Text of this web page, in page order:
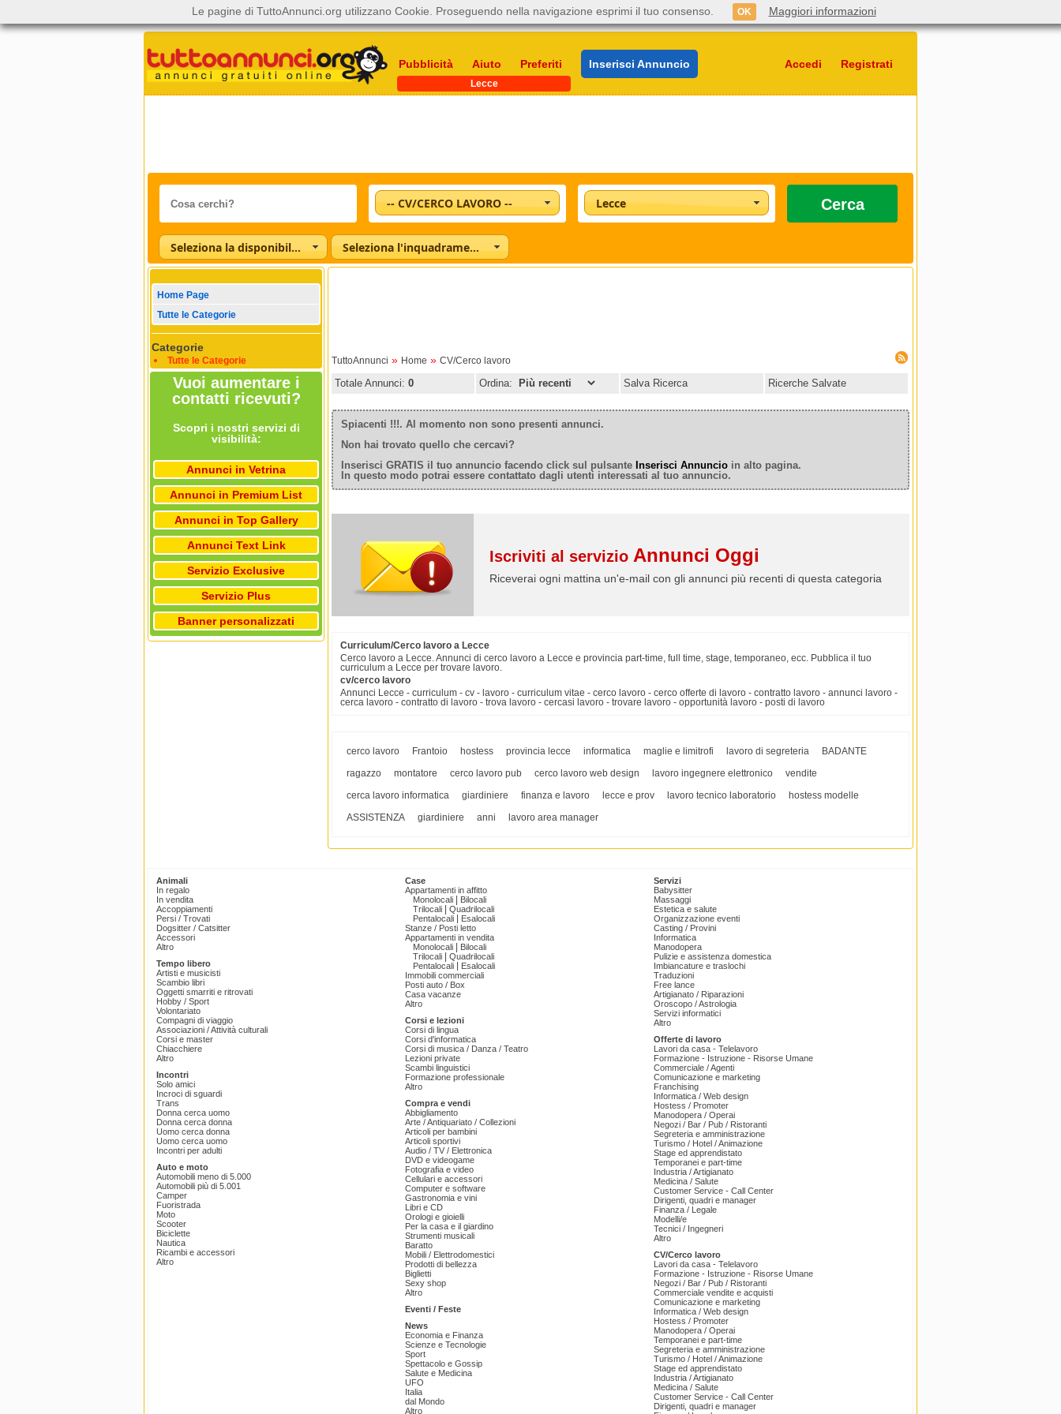
Pubblicità Aiuto Preferiti Inserisci Annuncio Accedi Registrati
Lecce
-- CV/CERCO LAVORO -- Lecce Cerca
Seleziona la disponibilità Seleziona l'inquadramento
Home Page
Tutte le Categorie
Categorie
Tutte le Categorie
Vuoi aumentare i
contatti ricevuti?
Scopri i nostri servizi di
visibilità:
Annunci in Vetrina
Annunci in Premium List
Annunci in Top Gallery
Annunci Text Link
Servizio Exclusive
Servizio Plus
Banner personalizzati
TuttoAnnunci » Home » CV/Cerco lavoro
Totale Annunci: 0 Ordina: Salva Ricerca Ricerche Salvate
Spiacenti !!!. Al momento non sono presenti annunci.
Non hai trovato quello che cercavi?
Inserisci GRATIS il tuo annuncio facendo click sul pulsante Inserisci Annuncio in alto pagina.
In questo modo potrai essere contattato dagli utenti interessati al tuo annuncio.
Iscriviti al servizio Annunci Oggi
Riceverai ogni mattina un'e-mail con gli annunci più recenti di questa categoria
Curriculum/Cerco lavoro a Lecce
Cerco lavoro a Lecce. Annunci di cerco lavoro a Lecce e provincia part-time, full time, stage, temporaneo, ecc. Pubblica il tuo
curriculum a Lecce per trovare lavoro.
cv/cerco lavoro
Annunci Lecce - curriculum - cv - lavoro - curriculum vitae - cerco lavoro - cerco offerte di lavoro - contratto lavoro - annunci lavoro -
cerca lavoro - contratto di lavoro - trova lavoro - cercasi lavoro - trovare lavoro - opportunità lavoro - posti di lavoro
cerco lavoro Frantoio hostess provincia lecce informatica maglie e limitrofi lavoro di segreteria
BADANTE
ragazzo
montatore cerco lavoro pub cerco lavoro web design lavoro ingegnere elettronico
vendite
cerca lavoro informatica
giardiniere finanza e lavoro lecce e prov lavoro tecnico laboratorio
hostess modelle
ASSISTENZA
giardiniere anni lavoro area manager
Animali
In regalo
In vendita
Accoppiamenti
Persi / Trovati
Dogsitter / Catsitter
Accessori
Altro
Tempo libero
Artisti e musicisti
Scambio libri
Oggetti smarriti e ritrovati
Hobby / Sport
Volontariato
Compagni di viaggio
Associazioni / Attività culturali
Corsi e master
Chiacchiere
Altro
Incontri
Solo amici
Incroci di sguardi
Trans
Donna cerca uomo
Donna cerca donna
Uomo cerca donna
Uomo cerca uomo
Incontri per adulti
Auto e moto
Automobili meno di 5.000
Automobili più di 5.001
Camper
Fuoristrada
Moto
Scooter
Biciclette
Nautica
Ricambi e accessori
Altro
Case
Appartamenti in affitto
Monolocali
Bilocali
Trilocali
Quadrilocali
Pentalocali
Esalocali
Stanze / Posti letto
Appartamenti in vendita
Monolocali
Bilocali
Trilocali
Quadrilocali
Pentalocali
Esalocali
Immobili commerciali
Posti auto / Box
Casa vacanze
Altro
Corsi e lezioni
Corsi di lingua
Corsi d'informatica
Corsi di musica / Danza / Teatro
Lezioni private
Scambi linguistici
Formazione professionale
Altro
Compra e vendi
Abbigliamento
Arte / Antiquariato / Collezioni
Articoli per bambini
Articoli sportivi
Audio / TV / Elettronica
DVD e videogame
Fotografia e video
Cellulari e accessori
Computer e software
Gastronomia e vini
Libri e CD
Orologi e gioielli
Per la casa e il giardino
Strumenti musicali
Baratto
Mobili / Elettrodomestici
Prodotti di bellezza
Biglietti
Sexy shop
Altro
Eventi / Feste
News
Economia e Finanza
Scienze e Tecnologie
Sport
Spettacolo e Gossip
Salute e Medicina
UFO
Italia
dal Mondo
Altro
Servizi
Babysitter
Massaggi
Estetica e salute
Organizzazione eventi
Casting / Provini
Informatica
Manodopera
Pulizie e assistenza domestica
Imbiancature e traslochi
Traduzioni
Free lance
Artigianato / Riparazioni
Oroscopo / Astrologia
Servizi informatici
Altro
Offerte di lavoro
Lavori da casa - Telelavoro
Formazione - Istruzione - Risorse Umane
Commerciale / Agenti
Comunicazione e marketing
Franchising
Informatica / Web design
Hostess / Promoter
Manodopera / Operai
Negozi / Bar / Pub / Ristoranti
Segreteria e amministrazione
Turismo / Hotel / Animazione
Stage ed apprendistato
Temporanei e part-time
Industria / Artigianato
Medicina / Salute
Customer Service - Call Center
Dirigenti, quadri e manager
Finanza / Legale
Modelli/e
Tecnici / Ingegneri
Altro
CV/Cerco lavoro
Lavori da casa - Telelavoro
Formazione - Istruzione - Risorse Umane
Negozi / Bar / Pub / Ristoranti
Commerciale vendite e acquisti
Comunicazione e marketing
Informatica / Web design
Hostess / Promoter
Manodopera / Operai
Temporanei e part-time
Segreteria e amministrazione
Turismo / Hotel / Animazione
Stage ed apprendistato
Industria / Artigianato
Medicina / Salute
Customer Service - Call Center
Dirigenti, quadri e manager
Le pagine di TuttoAnnunci.org utilizzano Cookie. Proseguendo nella navigazione esprimi il tuo consenso. OK Maggiori informazioni